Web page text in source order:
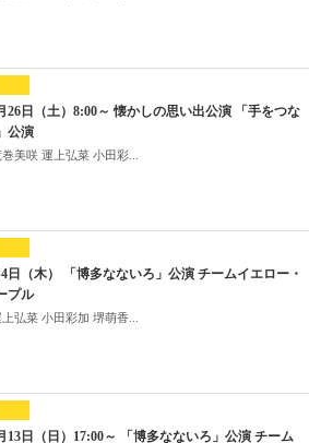
26日（土）8:00～ 懐かしの思い出公演 「手をつな
公演
美咲 運上弘菜 小田彩...
日（木） 「博多なないろ」公演 チームイエロー・
プル
弘菜 小田彩加 堺萌香...
13日（日）17:00～ 「博多なないろ」公演 チーム